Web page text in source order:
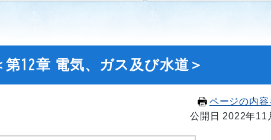
12章 電気、ガス及び水道＞
ページの内容
公開日 2022年11